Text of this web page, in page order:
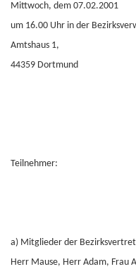
Mittwoch, dem 07.02.2001
um 16.00 Uhr in der
Amtshaus 1,
44359 Dortmund
Teilnehmer:
a) Mitglieder der
Herr Mause, Herr Adam, Frau